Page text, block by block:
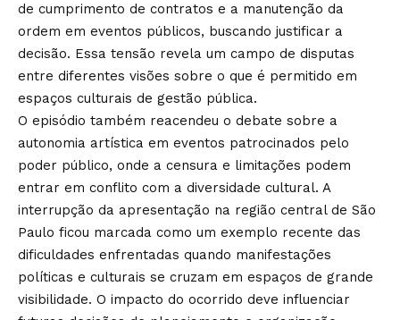
de cumprimento de contratos e a manutenção da
ordem em eventos públicos, buscando justificar a
decisão. Essa tensão revela um campo de disputas
entre diferentes visões sobre o que é permitido em
espaços culturais de gestão pública.
O episódio também reacendeu o debate sobre a
autonomia artística em eventos patrocinados pelo
poder público, onde a censura e limitações podem
entrar em conflito com a diversidade cultural. A
interrupção da apresentação na região central de São
Paulo ficou marcada como um exemplo recente das
dificuldades enfrentadas quando manifestações
políticas e culturais se cruzam em espaços de grande
visibilidade. O impacto do ocorrido deve influenciar